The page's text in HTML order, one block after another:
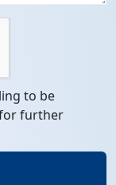
to be
further